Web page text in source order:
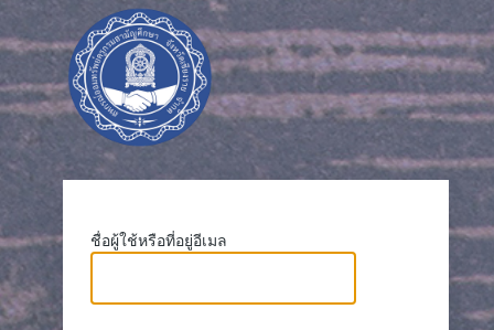
https://
ชื่อผู้ใช้หรือที่อยู่อีเมล